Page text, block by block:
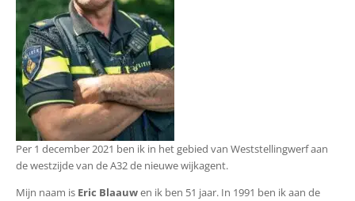
Per 1 december 2021 ben ik in het gebied van Weststellingwerf aan
de westzijde van de A32 de nieuwe wijkagent.
Mijn naam is Eric Blaauwen ik ben 51 jaar. In 1991 ben ik aan de